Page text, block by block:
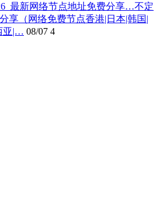
最新网络节点地址免费分享…不定
享（网络免费节点香港|日本|韩国|
亚|… 08/07 4